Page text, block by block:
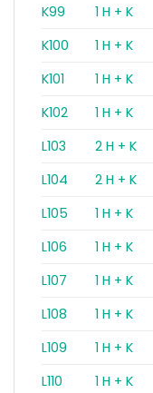
K99
1 H + K
K100
1 H + K
K101
1 H + K
K102
1 H + K
L103
2 H + K
L104
2 H + K
L105
1 H + K
L106
1 H + K
L107
1 H + K
L108
1 H + K
L109
1 H + K
L110
1 H + K